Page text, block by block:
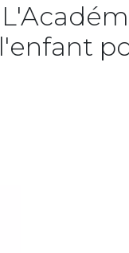
l'enfant